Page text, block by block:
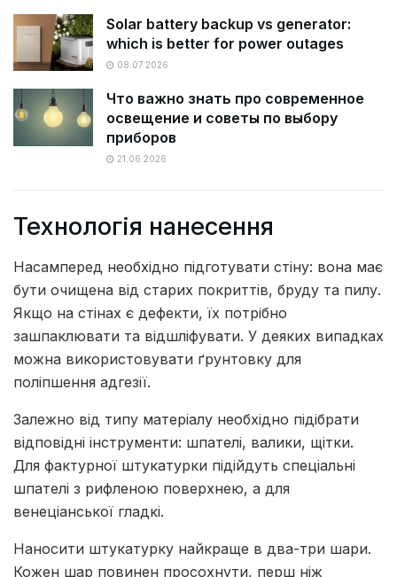
Solar battery backup vs generator:
which is better for power outages
08.07.2026
Что важно знать про современное
освещение и советы по выбору
приборов
21.06.2026
Технологія нанесення
Насамперед необхідно підготувати стіну: вона має
бути очищена від старих покриттів, бруду та пилу.
Якщо на стінах є дефекти, їх потрібно
зашпаклювати та відшліфувати. У деяких випадках
можна використовувати ґрунтовку для
поліпшення адгезії.
Залежно від типу матеріалу необхідно підібрати
відповідні інструменти: шпателі, валики, щітки.
Для фактурної штукатурки підійдуть спеціальні
шпателі з рифленою поверхнею, а для
венеціанської гладкі.
Наносити штукатурку найкраще в два-три шари.
Кожен шар повинен просохнути, перш ніж